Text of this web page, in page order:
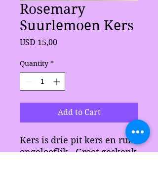
Rosemary
Suurlemoen Kers
USD 15,00Price
Quantity *
Add to Cart
Kers is drie pit kers en ruik
ongelooflik. Groot geskenk